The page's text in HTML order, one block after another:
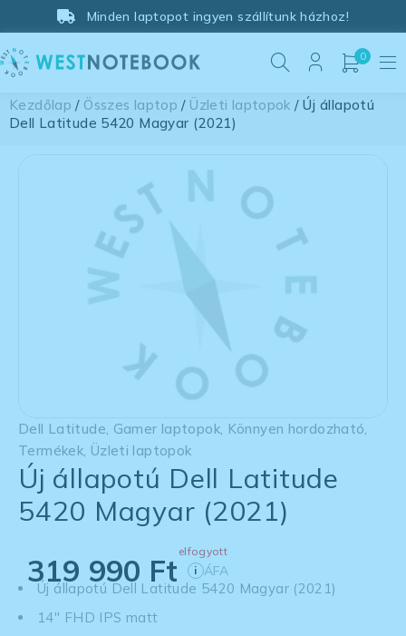
Minden laptopot ingyen szállítunk házhoz!
0
Kezdőlap / Összes laptop / Üzleti laptopok / Új állapotú
Dell Latitude 5420 Magyar (2021)
Dell Latitude Gamer laptopok, Könnyen hordozható
Termékek Üzleti laptopok
Új állapotú Dell Latitude
5420 Magyar (2021)
elfogyott
319 990 Ft i ÁFA
Új állapotú Dell Latitude 5420 Magyar (2021)
14'' FHD IPS matt